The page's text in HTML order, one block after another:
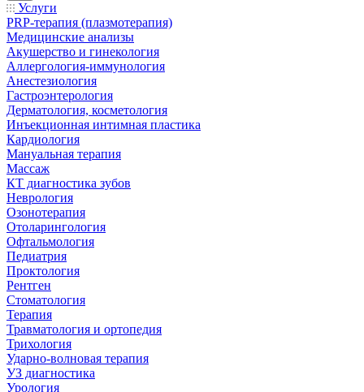
Услуги
PRP-терапия (плазмотерапия)
Медицинские анализы
Акушерство и гинекология
Аллергология-иммунология
Анестезиология
Гастроэнтерология
Дерматология, косметология
Инъекционная интимная пластика
Кардиология
Мануальная терапия
Массаж
КТ диагностика зубов
Неврология
Озонотерапия
Отоларингология
Офтальмология
Педиатрия
Проктология
Рентген
Стоматология
Терапия
Травматология и ортопедия
Трихология
Ударно-волновая терапия
УЗ диагностика
Урология